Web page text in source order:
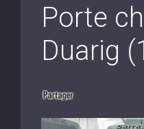
Porte
Duarig